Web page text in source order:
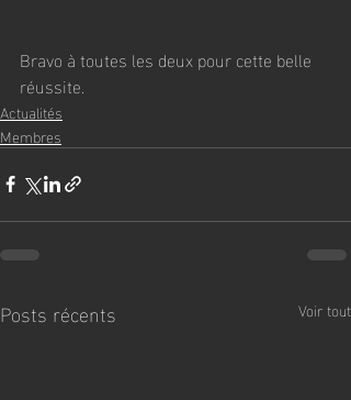
Bravo à toutes les deux pour cette belle
réussite.
Actualités
Membres
Posts récents Voir tout